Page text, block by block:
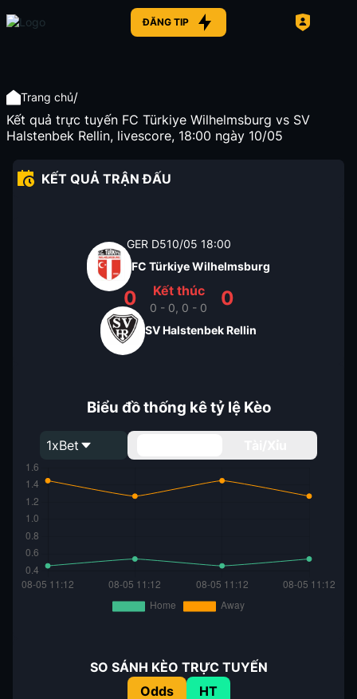
ĐĂNG TIP
Trang chủ/
Kết quả trực tuyến FC Türkiye Wilhelmsburg vs SV
Halstenbek Rellin, livescore, 18:00 ngày 10/05
KẾT QUẢ TRẬN ĐẤU
GER D510/05 18:00
FC Türkiye Wilhelmsburg
0 Kết thúc
0 - 0, 0 - 0 0
SV Halstenbek Rellin
Biểu đồ thống kê tỷ lệ Kèo
1xBet
SO SÁNH KÈO TRỰC TUYẾN
Odds
HT